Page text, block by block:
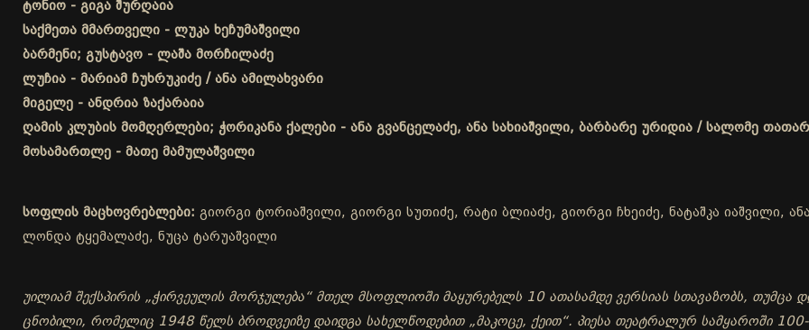
ტონიო - გიგა შურღაია
საქმეთა მმართველი - ლუკა ხეჩუმაშვილი
ბარმენი; გუსტავო - ლაშა მორჩილაძე
ლუჩია - მარიამ ჩუხრუკიძე / ანა ამილახვარი
მიგელე - ანდრია ზაქარაია
ღამის კლუბის მომღერლები; ჭორიკანა ქალები - ანა გვანცელაძე, ანა სახიაშვილი, ბარბარე ურიდია / სალომე
მოსამართლე - მათე მამულაშვილი
სოფლის მაცხოვრებლები: გიორგი ტორიაშვილი, გიორგი სუთიძე, რატი ბლიაძე, გიორგი ჩხეიძე, ნატაშკა იაშვილი,
ლონდა ტყემალაძე, ნუცა ტარუაშვილი
უილიამ შექსპირის „ჭირვეულის მორჯულება“ მთელ მსოფლიოში მაყურებელს 10 ათასამდე ვერსიას სთავაზობს, თუმცა
ცნობილი, რომელიც 1948 წელს ბროდვეიზე დაიდგა სახელწოდებით „მაკოცე, ქეით“. პიესა თეატრალურ სამყაროში 100-